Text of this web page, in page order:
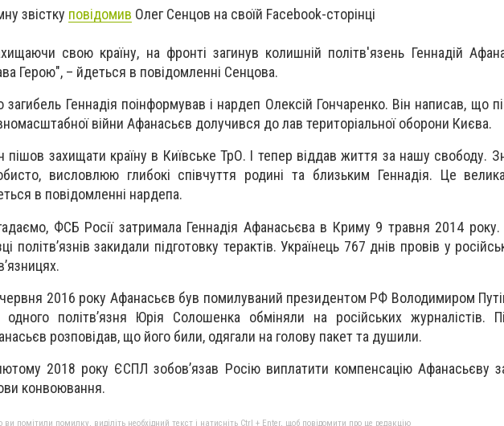
звістку повідомив Олег Сенцов на своїй Facebook-сторінці
свою країну, на фронті загинув колишній політв'язень Геннадій
Герою", – йдеться в повідомленні Сенцова.
загибель Геннадія поінформував і нардеп Олексій Гончаренко. Він написав, що
війни Афанасьєв долучився до лав територіальної оборони Києва.
пішов захищати країну в Київське ТрО. І тепер віддав життя за нашу свободу.
висловлюю глибокі співчуття родині та близьким Геннадія. Це
в повідомленні нардепа.
ФСБ Росії затримала Геннадія Афанасьєва в Криму 9 травня 2014
політв’язнів закидали підготовку терактів. Українець 767 днів провів у
2016 року Афанасьєв був помилуваний президентом РФ Володимиром
політв’язня Юрія Солошенка обміняли на російських журналістів.
розповідав, що його били, одягали на голову пакет та душили.
2018 року ЄСПЛ зобов’язав Росію виплатити компенсацію Афанасьєву
конвоювання.
ви помітили помилку, виділіть необхідний текст і натисніть Ctrl + Enter, щоб повідомити про це редакцію